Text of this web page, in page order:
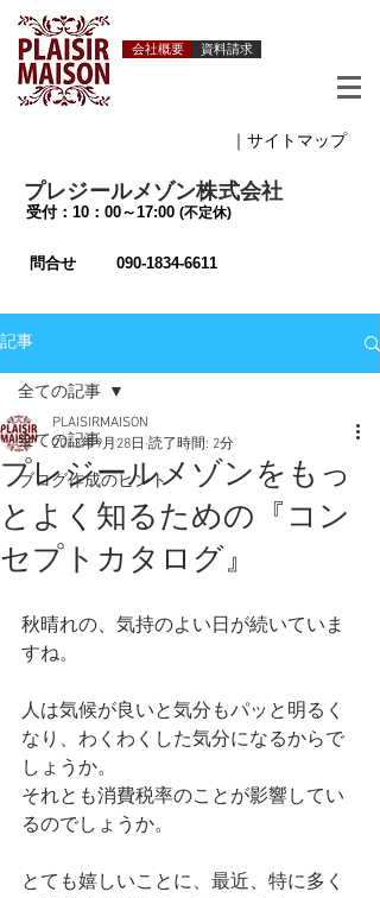
会社概要 資料請求
｜サイトマップ
受付：10：00～17:00 (不定休)
プレジールメゾン株式会社
問合せ 090-1834-6611
記事
全ての記事
ブログ作成のヒント
全ての記事
プレジールメゾンをもっ
とよく知るための『コン
セプトカタログ』
PLAISIRMAISON
2013年9月28日 読了時間: 2分
秋晴れの、気持のよい日が続いていま
すね。
人は気候が良いと気分もパッと明るく
なり、わくわくした気分になるからで
しょうか。
それとも消費税率のことが影響してい
るのでしょうか。
とても嬉しいことに、最近、特に多く